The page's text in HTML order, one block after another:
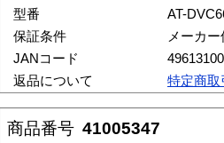
型番
AT-
保証条件
メーカ
JANコード
返品について
特定商取
商品番号 41005347